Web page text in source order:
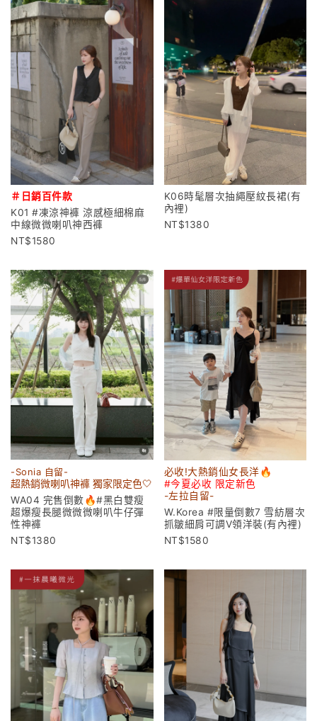
＃日銷百件款
K01 #凍涼神褲 涼感極細棉麻
中線微微喇叭神西褲
1580
K06時髦層次抽繩壓紋長裙(有
內裡)
1380
-Sonia 自留-
超熱銷微喇叭神褲 獨家限定色🤍
WA04 完售倒數🔥#黑白雙瘦
超爆瘦長腿微微微喇叭牛仔彈
性神褲
1380
必收!大熱銷仙女長洋🔥
#今夏必收 限定新色
-左拉自留-
W.Korea #限量倒數7 雪紡層次
抓皺細肩可調V領洋裝(有內裡)
1580